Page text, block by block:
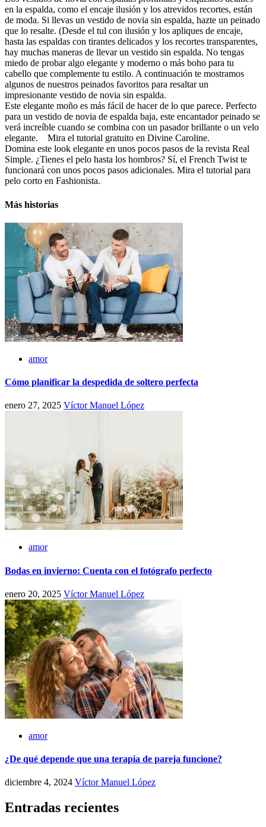
en la espalda, como el encaje ilusión y los atrevidos recortes, están
de moda. Si llevas un vestido de novia sin espalda, hazte un peinado
que lo resalte. (Desde el tul con ilusión y los apliques de encaje,
hasta las espaldas con tirantes delicados y los recortes transparentes,
hay muchas maneras de llevar un vestido sin espalda. No tengas
miedo de probar algo elegante y moderno o más boho para tu
cabello que complemente tu estilo. A continuación te mostramos
algunos de nuestros peinados favoritos para resaltar un
impresionante vestido de novia sin espalda.
Este elegante moño es más fácil de hacer de lo que parece. Perfecto
para un vestido de novia de espalda baja, este encantador peinado se
verá increíble cuando se combina con un pasador brillante o un velo
elegante. Mira el tutorial gratuito en Divine Caroline.
Domina este look elegante en unos pocos pasos de la revista Real
Simple. ¿Tienes el pelo hasta los hombros? Sí, el French Twist te
funcionará con unos pocos pasos adicionales. Mira el tutorial para
pelo corto en Fashionista.
Más historias
amor
Cómo planificar la despedida de soltero perfecta
enero 27, 2025 Víctor Manuel López
amor
Bodas en invierno: Cuenta con el fotógrafo perfecto
enero 20, 2025 Víctor Manuel López
amor
¿De qué depende que una terapia de pareja funcione?
diciembre 4, 2024 Víctor Manuel López
Entradas recientes